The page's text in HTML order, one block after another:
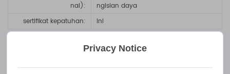
nal):
ngisian daya
sertifikat kepatuhan: Ini
Privacy Notice